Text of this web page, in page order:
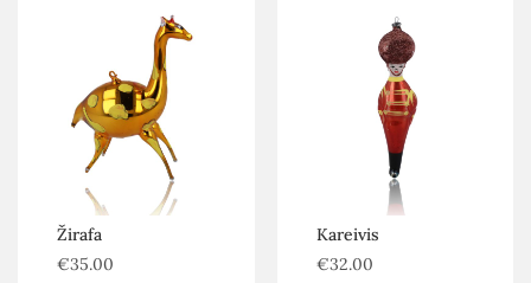
Be kategorijos
Autoriniai žaislai
Eglutės, dekoracijos ir priedai
Šiuolaikiniai žaislai
Atstatyti
Žirafa
€35.00
Kareivis
€32.00